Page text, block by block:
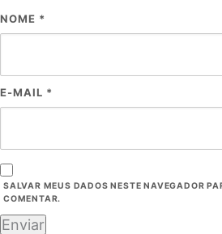
NOME *
E-MAIL *
SALVAR MEUS DADOS NESTE NAVEGADOR
COMENTAR.